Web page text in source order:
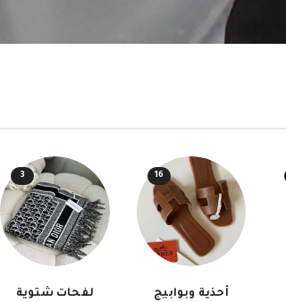
16
أحذية وبوابيج
3
لفحات شتوية